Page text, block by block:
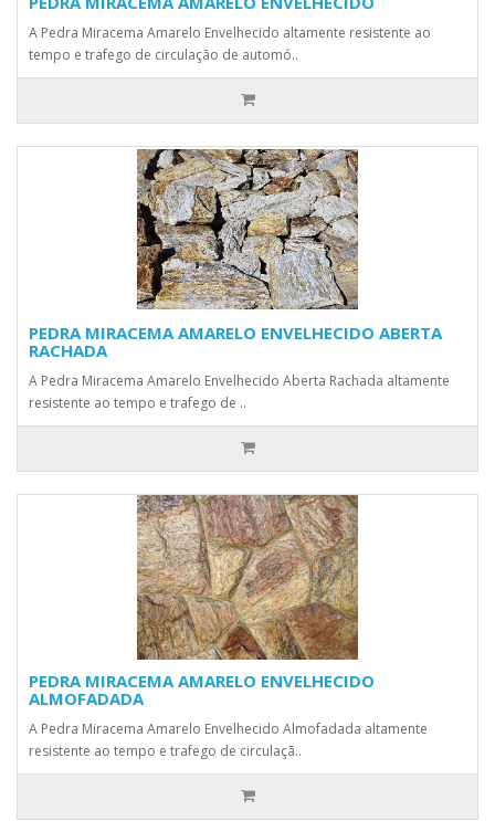
A Pedra Miracema Amarelo Envelhecido altamente resistente ao
tempo e trafego de circulação de automó..
PEDRA MIRACEMA AMARELO ENVELHECIDO ABERTA
RACHADA
A Pedra Miracema Amarelo Envelhecido Aberta Rachada altamente
resistente ao tempo e trafego de ..
PEDRA MIRACEMA AMARELO ENVELHECIDO
ALMOFADADA
A Pedra Miracema Amarelo Envelhecido Almofadada altamente
resistente ao tempo e trafego de circulaçã..